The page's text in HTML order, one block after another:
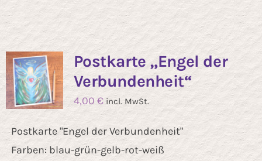
Postkarte „Engel der
Verbundenheit“
4,00 € incl. MwSt.
Postkarte "Engel der Verbundenheit"
Farben: blau-grün-gelb-rot-weiß